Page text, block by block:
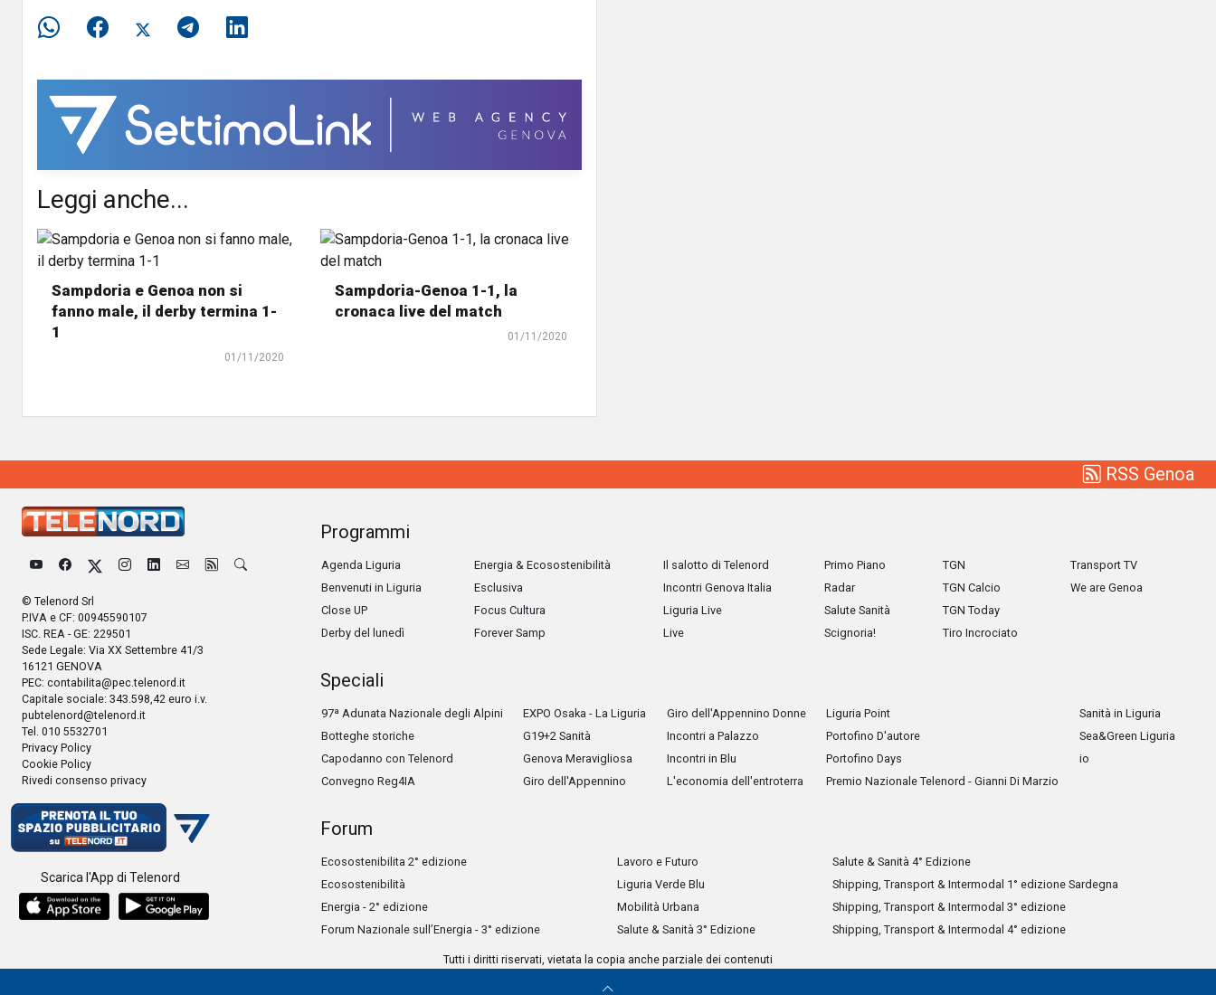
Leggi anche...
Sampdoria e Genoa non si
fanno male, il derby termina 1-
1
01/11/2020
Sampdoria-Genoa 1-1, la
cronaca live del match
01/11/2020
RSS Genoa
© Telenord Srl
P.IVA e CF: 00945590107
ISC. REA - GE: 229501
Sede Legale: Via XX Settembre 41/3
16121 GENOVA
PEC: contabilita@pec.telenord.it
Capitale sociale: 343.598,42 euro i.v.
pubtelenord@telenord.it
Tel. 010 5532701
Privacy Policy
Cookie Policy
Rivedi consenso privacy
Scarica l'App di Telenord
Programmi
Agenda Liguria
Benvenuti in Liguria
Close UP
Derby del lunedì
Energia & Ecosostenibilità
Esclusiva
Focus Cultura
Forever Samp
Il salotto di Telenord
Incontri Genova Italia
Liguria Live
Live
Primo Piano
Radar
Salute Sanità
Scignoria!
TGN
TGN Calcio
TGN Today
Tiro Incrociato
Transport TV
We are Genoa
Speciali
97ª Adunata Nazionale degli Alpini
Botteghe storiche
Capodanno con Telenord
Convegno Reg4IA
EXPO Osaka - La Liguria
G19+2 Sanità
Genova Meravigliosa
Giro dell'Appennino
Giro dell'Appennino Donne
Incontri a Palazzo
Incontri in Blu
L'economia dell'entroterra
Liguria Point
Portofino D'autore
Portofino Days
Premio Nazionale Telenord - Gianni Di Marzio
Sanità in Liguria
Sea&Green Liguria
io
Forum
Ecosostenibilita 2° edizione
Ecosostenibilità
Energia - 2° edizione
Forum Nazionale sull’Energia - 3° edizione
Lavoro e Futuro
Liguria Verde Blu
Mobilità Urbana
Salute & Sanità 3° Edizione
Salute & Sanità 4° Edizione
Shipping, Transport & Intermodal 1° edizione Sardegna
Shipping, Transport & Intermodal 3° edizione
Shipping, Transport & Intermodal 4° edizione
Tutti i diritti riservati, vietata la copia anche parziale dei contenuti